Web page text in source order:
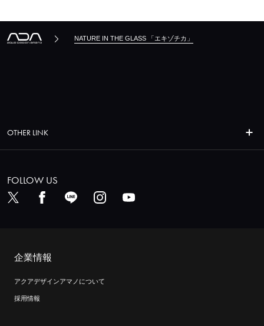
NATURE IN THE GLASS 「エキゾチカ」
OTHER LINK
FOLLOW US
企業情報
アクアデザインアマノについて
採用情報